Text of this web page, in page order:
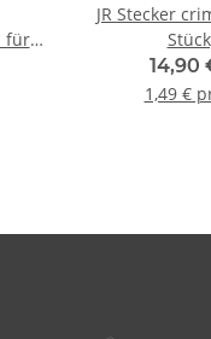
für
JR Stecker
14,90
1,49 €